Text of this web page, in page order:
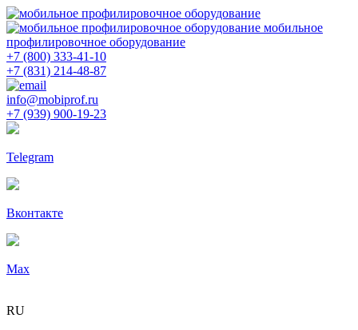
мобильное
профилировочное оборудование
+7 (800) 333-41-10
+7 (831) 214-48-87
info@mobiprof.ru
+7 (939) 900-19-23
Telegram
Вконтакте
Max
RU